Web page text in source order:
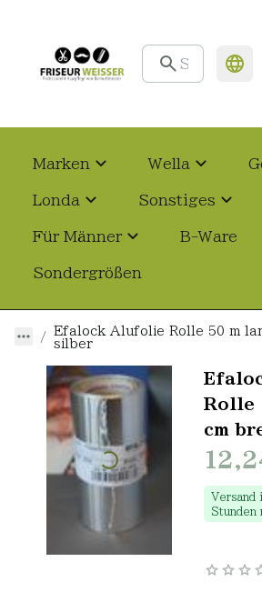
Marken Wella
Londa Sonstiges
Für Männer B-Ware
Sondergrößen
Efalock Alufolie Rolle 50 m
silber
Rolle
cm
Versand
Stunden